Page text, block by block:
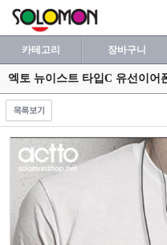
카테고리 장바구니
엑토 뉴이스트 타입C 유선이어